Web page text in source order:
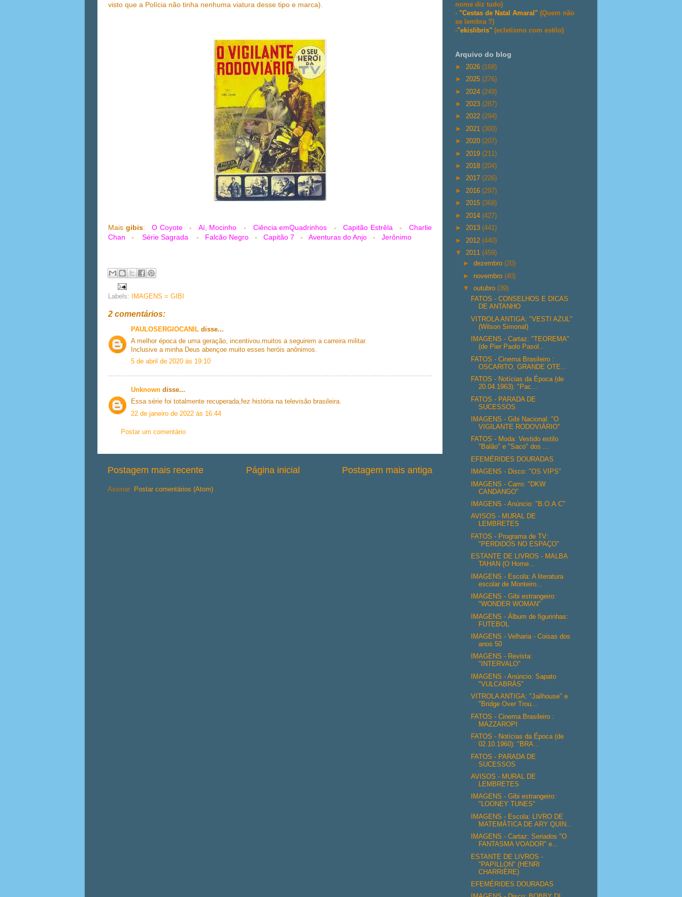
visto que a Polícia não tinha nenhuma viatura desse tipo e marca).
Mais gibis:O Coyote- Aí, Mocinho - Ciência emQuadrinhos -Capitão Estrêla- Charlie
Chan - Série Sagrada - Falcão Negro - Capitão 7 - Aventuras do Anjo - Jerônimo
Labels: IMAGENS = GIBI
2 comentários:
PAULOSERGIOCANIL disse...
A melhor época de uma geração, incentivou.muitos a seguirem a carreira militar.
Inclusive a minha Deus abençoe muito esses heróis anônimos.
5 de abril de 2020 às 19:10
Unknown disse...
Essa série foi totalmente recuperada,fez história na televisão brasileira.
22 de janeiro de 2022 às 16:44
Postar um comentário
Postagem mais recente Postagem mais antiga
Página inicial
Assinar: Postar comentários (Atom)
nome diz tudo)
- "Cestas de Natal Amaral" (Quem não
se lembra ?)
-"ekislibris" (ecletismo com estilo)
Arquivo do blog
► 2026 (168)
► 2025 (276)
► 2024 (249)
► 2023 (287)
► 2022 (294)
► 2021 (300)
► 2020 (207)
► 2019 (211)
► 2018 (204)
► 2017 (226)
► 2016 (297)
► 2015 (368)
► 2014 (427)
► 2013 (441)
► 2012 (440)
▼ 2011 (459)
►dezembro(20)
► novembro(40)
▼outubro(39)
FATOS - CONSELHOS E DICAS
DE ANTANHO
VITROLA ANTIGA: "VESTI AZUL"
(Wilson Simonal)
IMAGENS - Cartaz: "TEOREMA"
(de Pier Paolo Pasol...
FATOS - Cinema Brasileiro :
OSCARITO, GRANDE OTE...
FATOS - Notícias da Época (de
20.04.1963): "Pac...
FATOS - PARADA DE
SUCESSOS
IMAGENS - Gibi Nacional: "O
VIGILANTE RODOVIÁRIO"
FATOS - Moda: Vestido estilo
"Balão" e "Saco" dos ...
EFEMÉRIDES DOURADAS
IMAGENS - Disco: "OS VIPS"
IMAGENS - Carro: "DKW
CANDANGO"
IMAGENS - Anúncio: "B.O.A.C"
AVISOS - MURAL DE
LEMBRETES
FATOS - Programa de TV:
"PERDIDOS NO ESPAÇO"
ESTANTE DE LIVROS - MALBA
TAHAN (O Home...
IMAGENS - Escola: A literatura
escolar de Monteiro...
IMAGENS - Gibi estrangeiro:
"WONDER WOMAN"
IMAGENS - Álbum de figurinhas:
FUTEBOL
IMAGENS - Velharia - Coisas dos
anos 50
IMAGENS - Revista:
"INTERVALO"
IMAGENS - Anúncio: Sapato
"VULCABRÁS"
VITROLA ANTIGA: "Jailhouse" e
"Bridge Over Trou...
FATOS - Cinema Brasileiro :
MAZZAROPI
FATOS - Notícias da Época (de
02.10.1960): "BRA...
FATOS - PARADA DE
SUCESSOS
AVISOS - MURAL DE
LEMBRETES
IMAGENS - Gibi estrangeiro:
"LOONEY TUNES"
IMAGENS - Escola: LIVRO DE
MATEMÁTICA DE ARY QUIN...
IMAGENS - Cartaz: Seriados "O
FANTASMA VOADOR" e...
ESTANTE DE LIVROS -
"PAPILLON" (HENRI
CHARRIÈRE)
EFEMÉRIDES DOURADAS